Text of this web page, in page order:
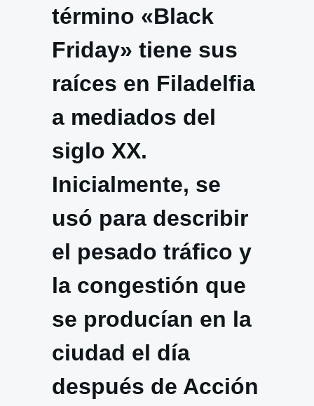
término «Black
Friday» tiene sus
raíces en Filadelfia
a mediados del
siglo XX.
Inicialmente, se
usó para describir
el pesado tráfico y
la congestión que
se producían en la
ciudad el día
después de Acción